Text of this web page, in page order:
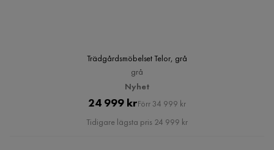
Trädgårdsmöbelset Telor, grå
grå
Nyhet
Pris
24 999 krOriginal
Pris
Förr 34 999 kr
Tidigare lägsta pris 24 999 kr